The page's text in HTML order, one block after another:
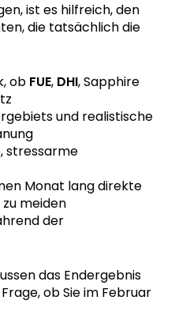
ist es hilfreich, den
die tatsächlich die
ob FUE, DHI, Sapphire
und realistische
stressarme
Monat lang direkte
meiden
der
das Endergebnis
ob Sie im Februar